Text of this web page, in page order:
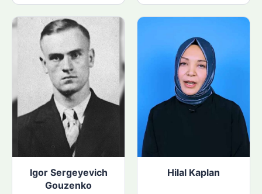
Igor Sergeyevich
Gouzenko
Hilal Kaplan